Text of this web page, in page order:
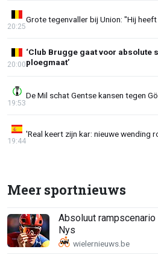
Grote tegenvaller bij Union: "Hij
20:25
‘Club Brugge gaat voor absolute
ploegmaat’
20:00
De Mil schat Gentse kansen tegen
19:53
'Real keert zijn kar: nieuwe wending
19:44
Meer sportnieuws
Absoluut
Nys